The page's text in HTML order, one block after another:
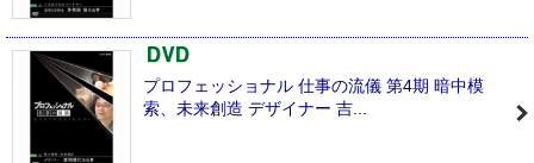
プロフェッショナル 仕事の流儀 第4期 暗中模
索、未来創造 デザイナー 吉...